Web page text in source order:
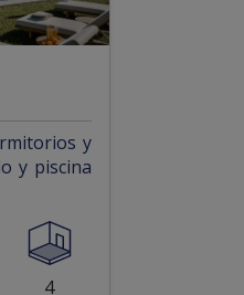
y
y piscina
4